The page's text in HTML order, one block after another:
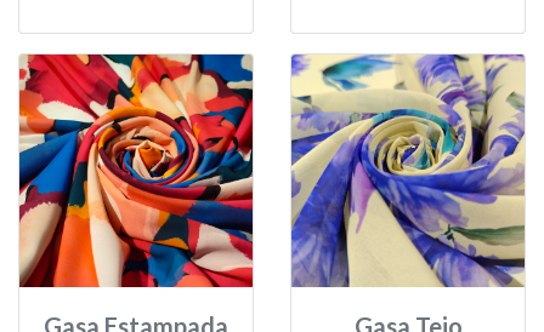
Gasa Estampada Gasa Tejo